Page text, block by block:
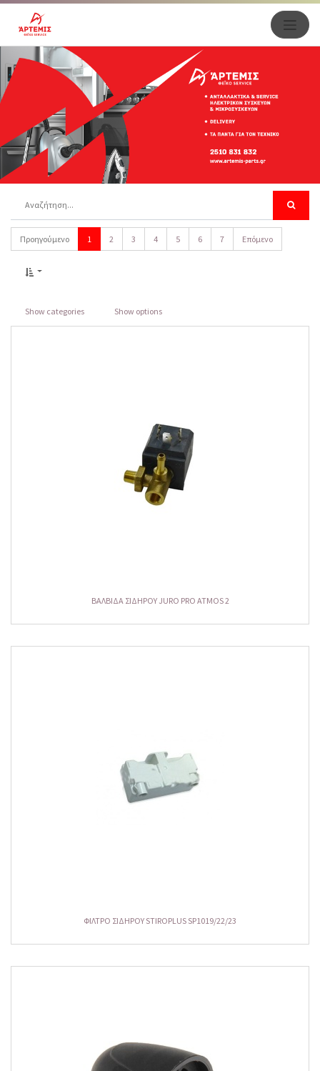
Προηγούμενο 1 2 3 4 5 6 7 Επόμενο
Show categories Show options
ΒΑΛΒΙΔΑ ΣΙΔΗΡΟΥ JURO PRO ATMOS 2
ΦΙΛΤΡΟ ΣΙΔΗΡΟΥ STIROPLUS SP1019/22/23